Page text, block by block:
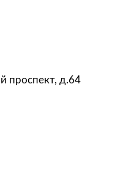
проспект, д.64